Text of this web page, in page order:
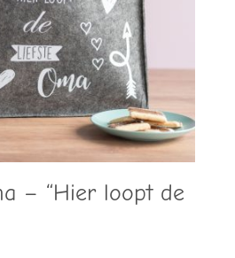
– “Hier loopt de